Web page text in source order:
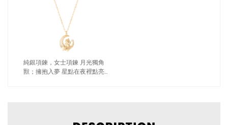
純銀項鍊，女士項鍊 月光獨角
獸；擁抱入夢 星點在夜裡點亮